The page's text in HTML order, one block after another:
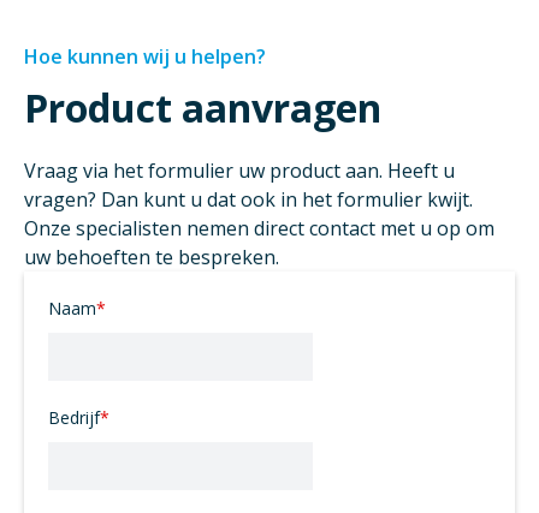
Naam*
Bedrijf*
Hoe kunnen wij u helpen?
Product aanvragen
Vraag via het formulier uw product aan. Heeft u
vragen? Dan kunt u dat ook in het formulier kwijt.
Onze specialisten nemen direct contact met u op om
uw behoeften te bespreken.